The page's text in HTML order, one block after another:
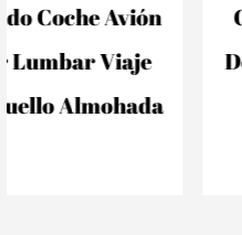
Cojín De Soporte
Decoración De
Vertebral Con